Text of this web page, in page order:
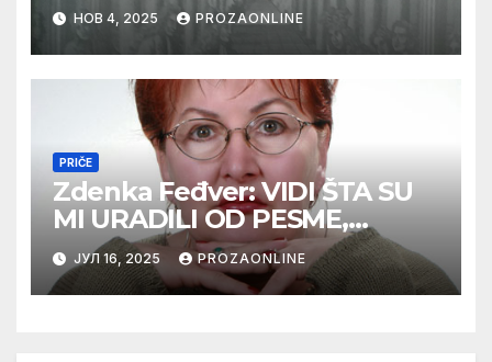
НОВ 4, 2025 PROZAONLINE
PRIČE
Zdenka Feđver: VIDI ŠTA SU
MI URADILI OD PESME,
MAMA*
ЈУЛ 16, 2025 PROZAONLINE